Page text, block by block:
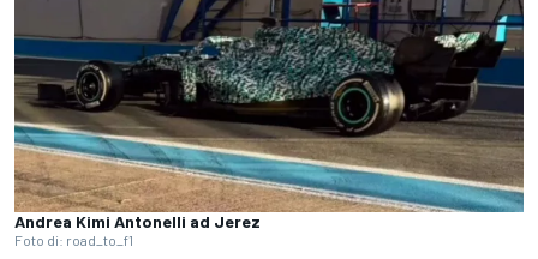
Andrea Kimi Antonelli ad Jerez
Foto di: road_to_f1